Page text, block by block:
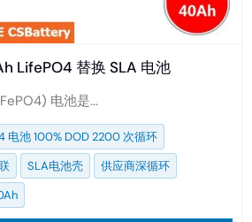
LifePO4 替换 SLA 电池
电池是...
电池 100% DOD 2200 次循环
SLA电池壳
供应商深循环